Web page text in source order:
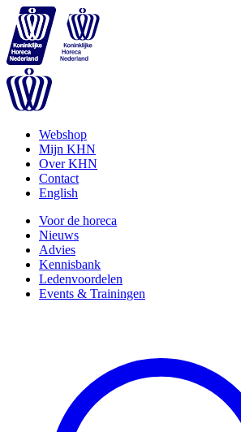
Webshop
Mijn KHN
Over KHN
Contact
English
Voor de horeca
Nieuws
Advies
Kennisbank
Ledenvoordelen
Events & Trainingen